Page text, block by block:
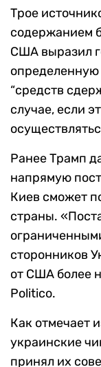
Трое
содержанием
США выразил
определенную
“средств
случае, если
Ранее Трамп
напрямую
Киев сможет
страны.
сторонников
от США более
Politico.
Как отмечает
украинские
принял их